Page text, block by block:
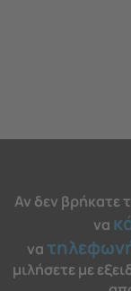
Αν δεν βρήκατε
να
να
μιλήσετε με